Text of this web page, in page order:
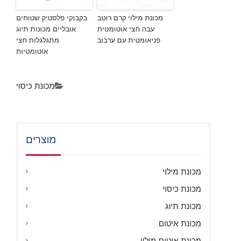
מכונת מילוי קרם רוטב
עבה חצי אוטומטית
פניאומטית עם ערבוב
בקבוקי פלסטיק שטוחים
אובליים מכונות תיוג
מתגלגלות חצי
אוטומטיות
מכונת כיסוי
מוצרים
מכונת מילוי
מכונת כיסוי
מכונת תיוג
מכונת איטום